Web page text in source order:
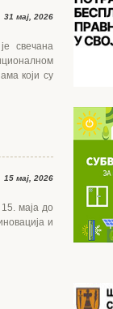
31 мај, 2026
свечана
који су
15 мај, 2026
маја до
и